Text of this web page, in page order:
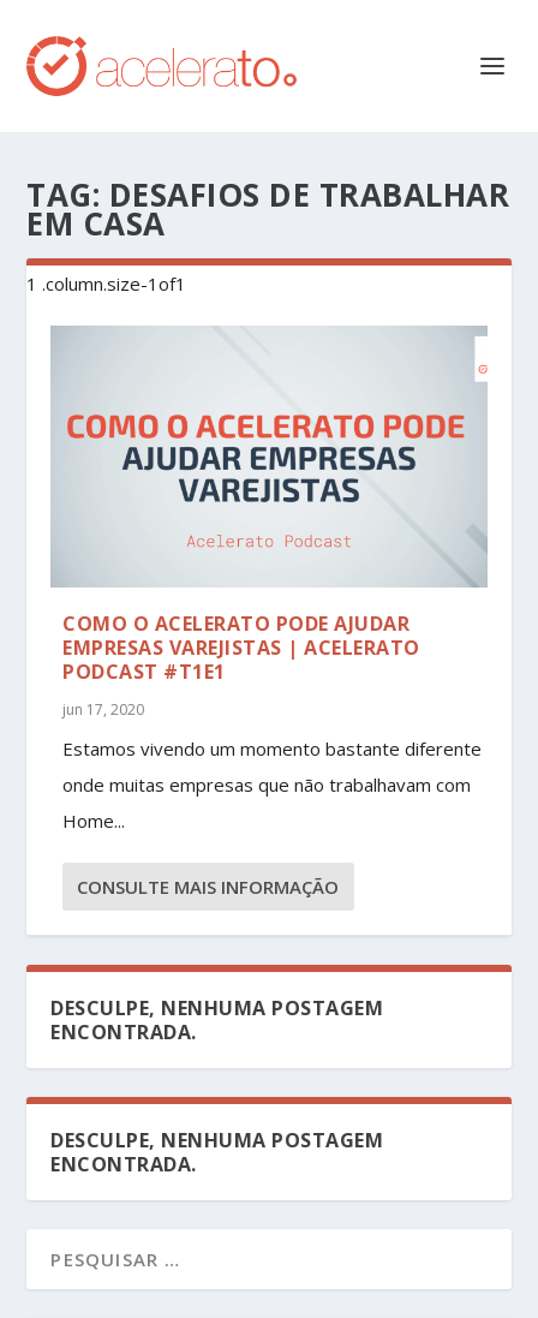
TAG: DESAFIOS DE TRABALHAR
EM CASA
COMO O ACELERATO PODE AJUDAR
EMPRESAS VAREJISTAS | ACELERATO
PODCAST #T1E1
jun 17, 2020
Estamos vivendo um momento bastante diferente
onde muitas empresas que não trabalhavam com
Home...
CONSULTE MAIS INFORMAÇÃO
DESCULPE, NENHUMA POSTAGEM
ENCONTRADA.
DESCULPE, NENHUMA POSTAGEM
ENCONTRADA.